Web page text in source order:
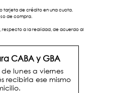
tarjeta de crédito en una cuota.
de compra.
respecto a la realidad, de acuerdo al
CABA y GBA
lunes a viernes
recibirla ese mismo